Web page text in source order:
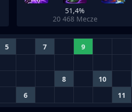
51,4%
20 468 Mecze
5 7 9
8 10
6 11